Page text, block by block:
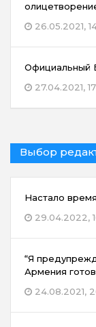
26.05.2021,
Официальный
27.04.2021,
Выбор
Настало
29.04.2022,
“Я
Армения
24.08.2021,